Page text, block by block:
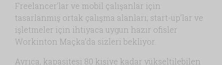
Freelancer’lar ve mobil çalışanlar için
tasarlanmış ortak çalışma alanları; start-up’lar ve
işletmeler için ihtiyaca uygun hazır ofisler
Workinton Maçka’da sizleri bekliyor.
Ayrıca, kapasitesi 80 kişiye kadar yükseltilebilen